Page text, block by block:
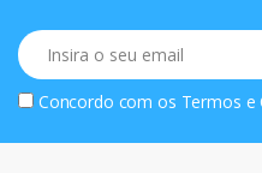
Email
Concordo com os Termos e